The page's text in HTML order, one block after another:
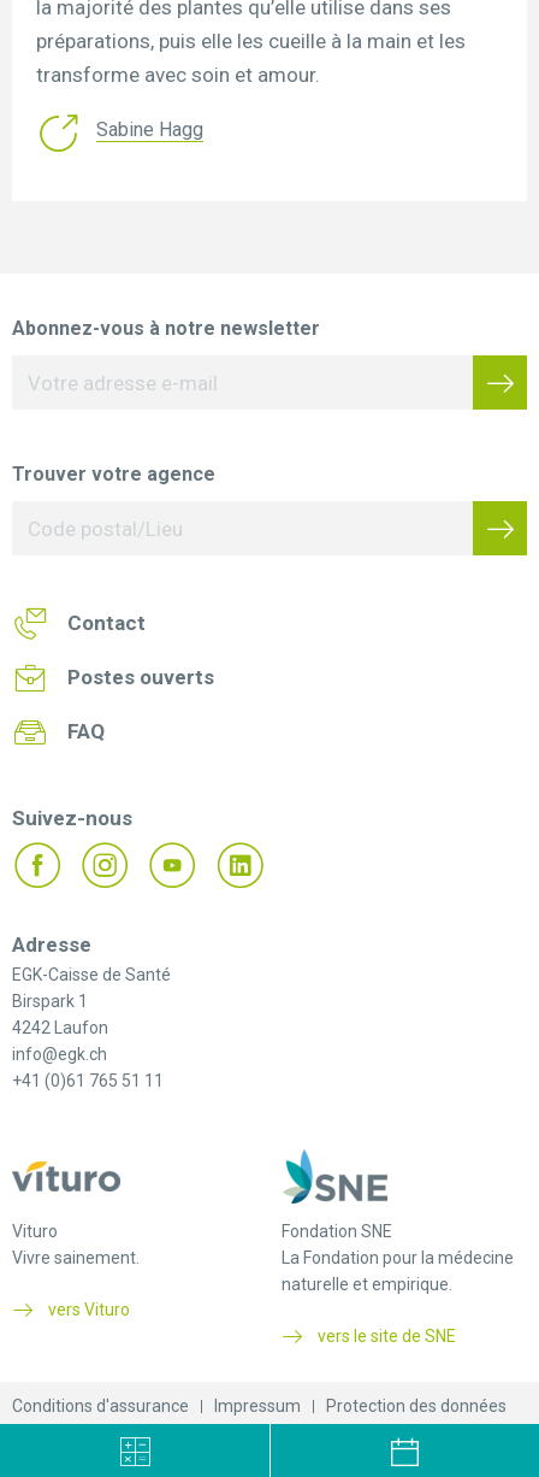
la majorité des plantes qu’elle utilise dans ses
préparations, puis elle les cueille à la main et les
transforme avec soin et amour.
Sabine Hagg
Abonnez-vous à notre newsletter
Trouver votre agence
Contact
Postes ouverts
FAQ
Suivez-nous
Adresse
EGK-Caisse de Santé
Birspark 1
4242 Laufon
info@egk.ch
+41 (0)61 765 51 11
Vituro
Vivre sainement.
vers Vituro
Fondation SNE
La Fondation pour la médecine
naturelle et empirique.
vers le site de SNE
Conditions d'assurance Impressum
Protection des données
© 2026 EGK-Caisse de santé